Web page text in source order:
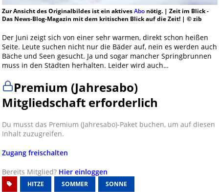
Zur Ansicht des Originalbildes ist ein aktivesAbonötig. | Zeit im Blick -
Das News-Blog-Magazin mit dem kritischen Blick auf die Zeit! | © zib
Der Juni zeigt sich von einer sehr warmen, direkt schon heißen
Seite. Leute suchen nicht nur die Bäder auf, nein es werden auch
Bäche und Seen gesucht. Ja und sogar mancher Springbrunnen
muss in den Städten herhalten. Leider wird auch…
Premium (Jahresabo)
Mitgliedschaft erforderlich
Du musst das Premium (Jahresabo)-Paket buchen, um auf diesen
Inhalt zuzugreifen.
Zugang freischalten
Bereits Mitglied? Hier einloggen
HITZE SOMMER SONNE